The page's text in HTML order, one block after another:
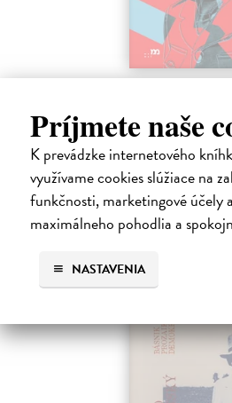
Príjmete naše
K prevádzke internetového
využívame cookies slúžiace na
funkčnosti, marketingové účely
maximálneho pohodlia a
NASTAVENIA
Jozef Gabčík. Človek,
Keď sa povie Jozef Gabčík, väčšina z
v uniforme, agenta, odbojára, atentát,
ktorý zmenil dejiny.
Predpredaj, vychádza 21.8.2026,
vydania
16,99 €
19,99 € ?